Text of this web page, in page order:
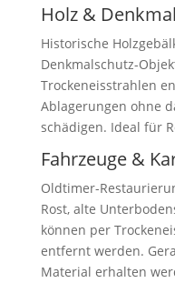
Holz &
Historische
Denkmalschutz-
Trockeneisstrahlen
Ablagerungen ohne
schädigen. Ideal für
Fahrzeuge &
Oldtimer-
Rost, alte
können per
entfernt werden.
Material erhalten